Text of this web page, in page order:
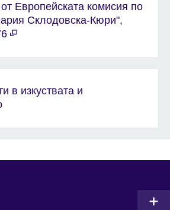
Европейската комисия по
Склодовска-Кюри",
в изкуствата и